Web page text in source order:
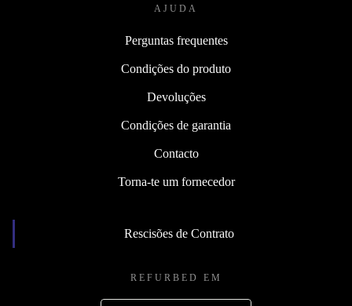
AJUDA
Perguntas frequentes
Condições do produto
Devoluções
Condições de garantia
Contacto
Torna-te um fornecedor
Rescisões de Contrato
REFURBED EM